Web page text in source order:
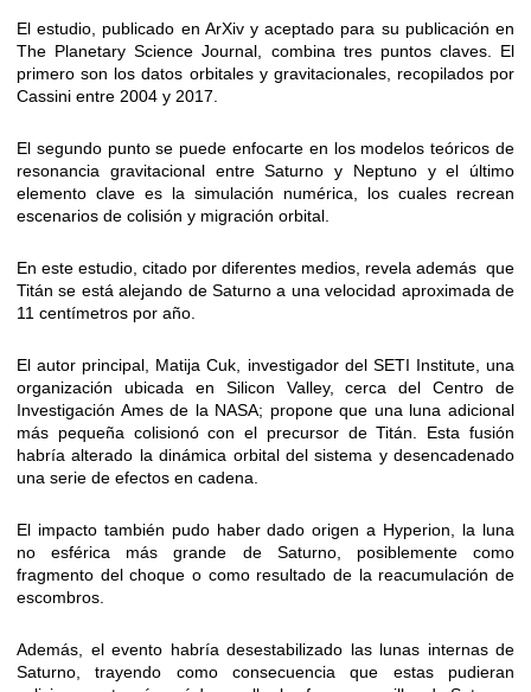
El estudio, publicado en ArXiv y aceptado para su publicación en
The Planetary Science Journal, combina tres puntos claves. El
primero son los datos orbitales y gravitacionales, recopilados por
Cassini entre 2004 y 2017.
El segundo punto se puede enfocarte en los modelos teóricos de
resonancia gravitacional entre Saturno y Neptuno y el último
elemento clave es la simulación numérica, los cuales recrean
escenarios de colisión y migración orbital.
En este estudio, citado por diferentes medios, revela además que
Titán se está alejando de Saturno a una velocidad aproximada de
11 centímetros por año.
El autor principal, Matija Cuk, investigador del SETI Institute, una
organización ubicada en Silicon Valley, cerca del Centro de
Investigación Ames de la NASA; propone que una luna adicional
más pequeña colisionó con el precursor de Titán. Esta fusión
habría alterado la dinámica orbital del sistema y desencadenado
una serie de efectos en cadena.
El impacto también pudo haber dado origen a Hyperion, la luna
no esférica más grande de Saturno, posiblemente como
fragmento del choque o como resultado de la reacumulación de
escombros.
Además, el evento habría desestabilizado las lunas internas de
Saturno, trayendo como consecuencia que estas pudieran